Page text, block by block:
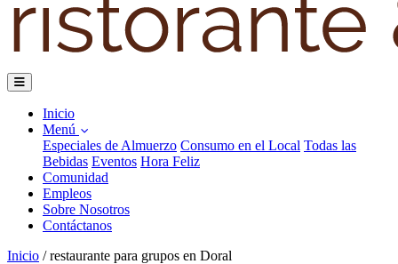
Inicio
Menú
Especiales de Almuerzo Consumo en el Local Todas las
Bebidas Eventos Hora Feliz
Comunidad
Empleos
Sobre Nosotros
Contáctanos
Inicio / restaurante para grupos en Doral